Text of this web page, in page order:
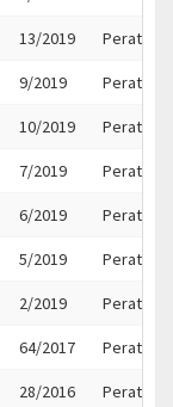
13/2019 Peraturan
9/2019 Peraturan
10/2019 Peraturan
7/2019 Peraturan
6/2019 Peraturan
5/2019 Peraturan
2/2019 Peraturan
64/2017 Peraturan
28/2016 Peraturan